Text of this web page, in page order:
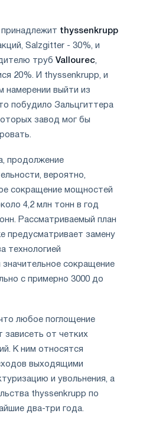
thyssenkrupp
Salzgitter - 30%, и
труб Vallourec
20%. И thyssenkrupp, и
намерении выйти из
побудило Зальцгиттера
завод мог бы
продолжение
вероятно,
сокращение мощностей
4,2 млн тонн в год
Рассматриваемый план
предусматривает замену
технологией
значительное сокращение
с примерно 3000 до
любое поглощение
зависеть от четких
К ним относятся
выходящими
и увольнения, а
thyssenkrupp по
два-три года.